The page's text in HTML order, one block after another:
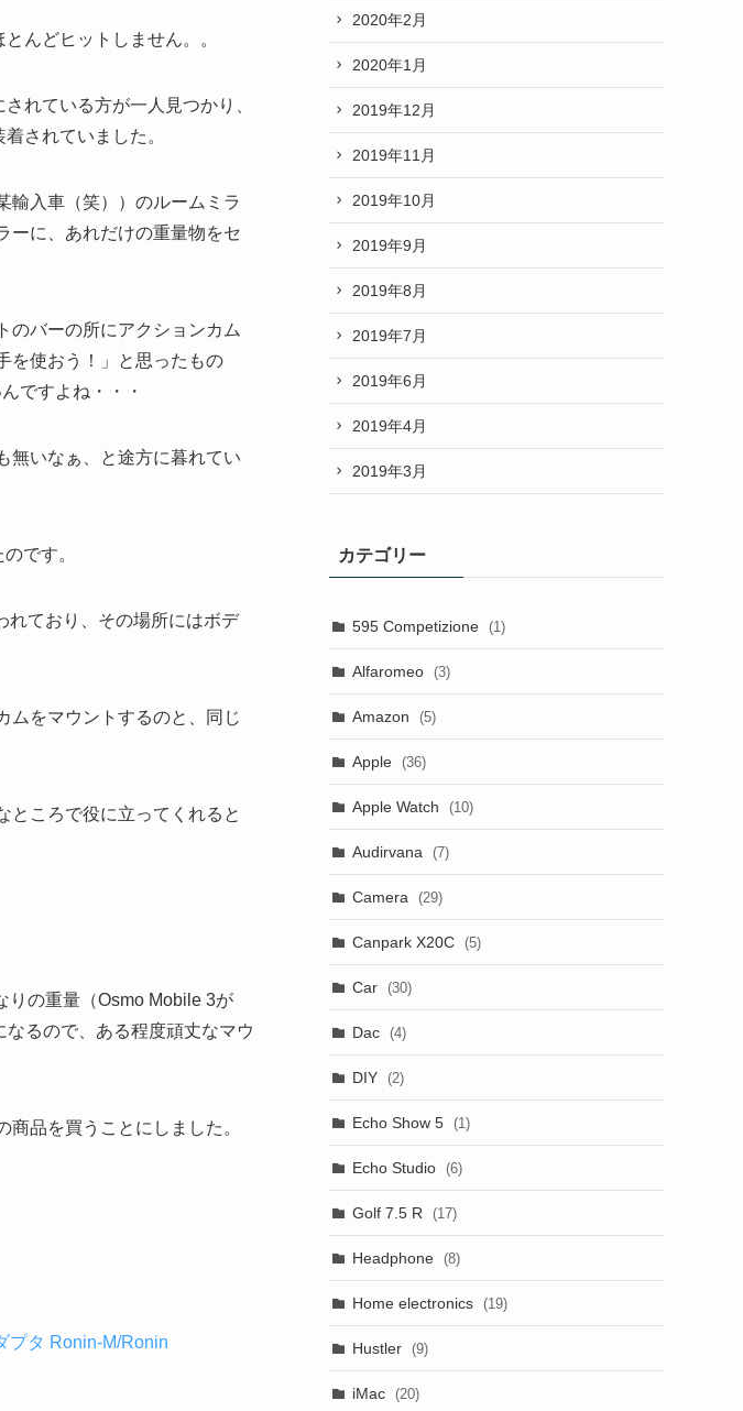
んどヒットしません。。
れている方が一人見つかり、
されていました。
輸入車（笑））のルームミラ
ーに、あれだけの重量物をセ
のバーの所にアクションカム
を使おう！」と思ったもの
ですよね・・・
無いなぁ、と途方に暮れてい
です。
れており、その場所にはボデ
ムをマウントするのと、同じ
ところで役に立ってくれると
りの重量（Osmo Mobile 3が
るので、ある程度頑丈なマウ
品を買うことにしました。
プタ Ronin-M/Ronin
2020年2月
2020年1月
2019年12月
2019年11月
2019年10月
2019年9月
2019年8月
2019年7月
2019年6月
2019年4月
2019年3月
カテゴリー
595 Competizione (1)
Alfaromeo (3)
Amazon (5)
Apple (36)
Apple Watch (10)
Audirvana (7)
Camera (29)
Canpark X20C (5)
Car (30)
Dac (4)
DIY (2)
Echo Show 5 (1)
Echo Studio (6)
Golf 7.5 R (17)
Headphone (8)
Home electronics (19)
Hustler (9)
iMac (20)